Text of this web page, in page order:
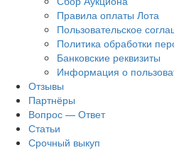
Правила оплаты Лота
Пользовательское
Политика обработки
Банковские реквизиты
Информация о
Отзывы
Партнёры
Вопрос — Ответ
Статьи
Срочный выкуп